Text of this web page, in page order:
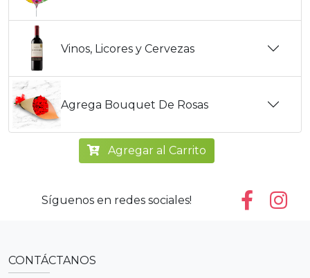
Vinos, Licores y Cervezas
Agrega Bouquet De Rosas
Agregar al Carrito
Síguenos en redes sociales!
CONTÁCTANOS